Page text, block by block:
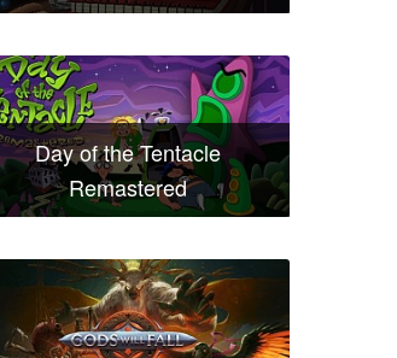
Day of the Tentacle
Remastered